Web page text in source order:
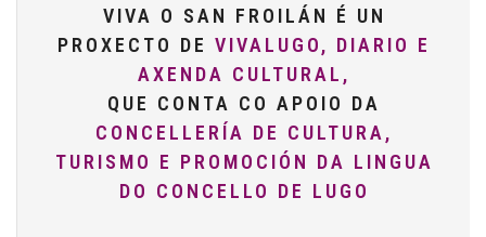
VIVA O SAN FROILÁN É UN
PROXECTO DE VIVALUGO, DIARIO E
AXENDA CULTURAL,
QUE CONTA CO APOIO DA
CONCELLERÍA DE CULTURA,
TURISMO E PROMOCIÓN DA LINGUA
DO CONCELLO DE LUGO